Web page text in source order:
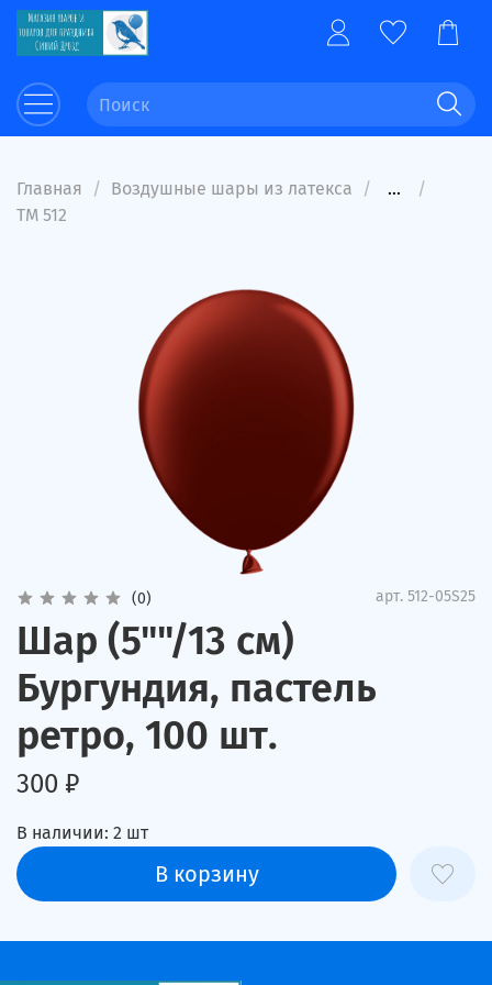
Главная Воздушные шары из латекса
...
ТМ 512
(0) арт. 512-05S25
Шар (5""/13 см)
Бургундия, пастель
ретро, 100 шт.
300 ₽
В наличии: 2 шт
В корзину